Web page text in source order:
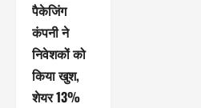
पैकेजिंग
कंपनी ने
निवेशकों को
किया खुश,
शेयर 13%